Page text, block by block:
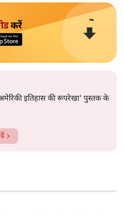
करें
इतिहास की रूपरेखा' पुस्तक के